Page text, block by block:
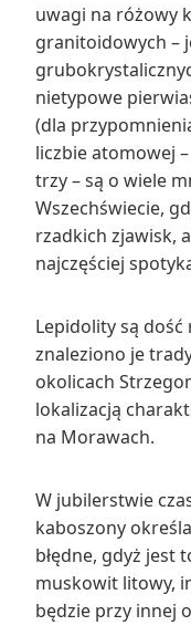
uwagi na różowy
granitoidowych –
nietypowe
(dla
liczbie atomowej
trzy – są o wiele
Wszechświecie,
rzadkich zjawisk,
najczęściej
Lepidolity są
znaleziono je
okolicach
lokalizacją
na Morawach.
W jubilerstwie
kaboszony
błędne, gdyż jest
muskowit litowy,
będzie przy innej